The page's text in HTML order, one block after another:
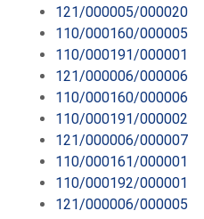
121/000005/000020
110/000160/000005
110/000191/000001
121/000006/000006
110/000160/000006
110/000191/000002
121/000006/000007
110/000161/000001
110/000192/000001
121/000006/000005